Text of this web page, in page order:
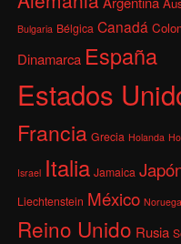
Bulgaria Bélgica Canadá
Dinamarca España
Estados
Francia Grecia Holanda
Israel Italia Jamaica
Liechtenstein México Noruega
Reino Unido Rusia